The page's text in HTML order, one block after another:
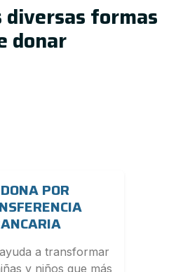
diversas formas
donar
POR
a transformar
y niños que más